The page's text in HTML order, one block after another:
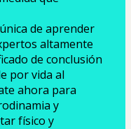
de aprender
altamente
de conclusión
por vida al
ahora para
y
físico y